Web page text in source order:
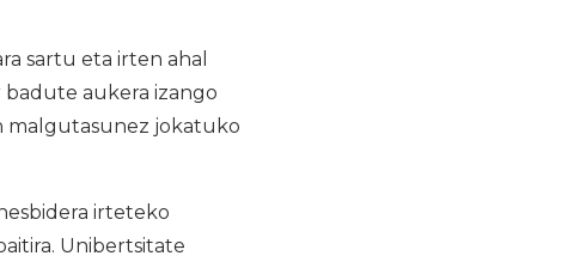
sartu eta irten ahal
badute aukera izango
malgutasunez jokatuko
irteteko
Unibertsitate